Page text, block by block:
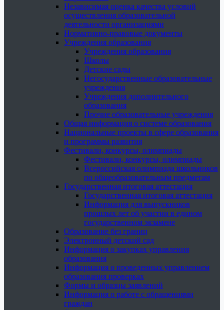
Независимая оценка качества условий
осуществления образовательной
деятельности организациями
Нормативно-правовые документы
Учреждения образования
Учреждения образования
Школы
Детские сады
Негосударственные образовательные
учреждения
Учреждения дополнительного
образования
Прочие образовательные учреждения
Общая информация о системе образования
Национальные проекты в сфере образования
и программы развития
Фестивали, конкурсы, олимпиады
Фестивали, конкурсы, олимпиады
Всероссийская олимпиада школьников
по общеобразовательным предметам
Государственная итоговая аттестация
Государственная итоговая аттестация
Информация для выпускников
прошлых лет об участии в едином
государственном экзамене
Образование без границ
Электронный детский сад
Информация о закупках управления
образования
Информация о проведенных управлением
образования проверках
Формы и образцы заявлений
Информация о работе с обращениями
граждан